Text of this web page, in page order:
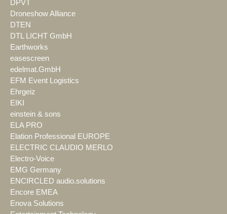
DPVT
Droneshow Alliance
DTEN
DTL LICHT GmbH
Earthworks
easescreen
edelmat.GmbH
EFM Event Logistics
Ehrgeiz
EIKI
einstein & sons
ELA PRO
Elation Professional EUROPE
ELECTRIC CLAUDIO MERLO
Electro-Voice
EMG Germany
ENCIRCLED audio.solutions
Encore EMEA
Enova Solutions